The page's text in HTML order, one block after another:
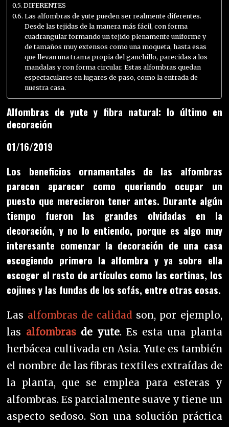
DIFERENTES
Las alfombras de yute pueden ser realmente diferentes.
Desde las tejidas de la manera más fácil, con forma
cuadrangular formando un tejido plenamente uniforme y
de tamaños muy extensos como una moqueta, hasta esas
que llevan una trama propia del ganchillo, parecidas a los
mandalas y con forma circular. Estas alfombras quedan
espectaculares en lugares de paso, como la entrada de
nuestra casa.
Alfombras de yute y fibra natural: lo último en
decoración
01/16/2019
Los beneficios ornamentales de las alfombras
parecen aparecer como queriendo ocupar un
puesto que merecieron tener antes. Durante algún
tiempo fueron las grandes olvidadas en la
decoración, y no lo entiendo, porque es algo muy
interesante comenzar la decoración de una casa
escogiendo primero la alfombra y ya sobre ella
escoger el resto de artículos como las cortinas, los
cojines y las fundas de los sofás, entre otras cosas.
Las alfombras de calidad son, por ejemplo,
las alfombrasde yute. Es esta una planta
herbácea cultivada en Asia. Yute es también
el nombre de las fibras textiles extraídas de
la planta, que se emplea para esteras y
alfombras. Es parcialmente suave y tiene un
aspecto sedoso. Son una solución práctica